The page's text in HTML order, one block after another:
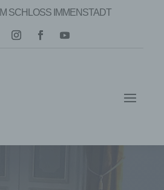
IM SCHLOSS IMMENSTADT